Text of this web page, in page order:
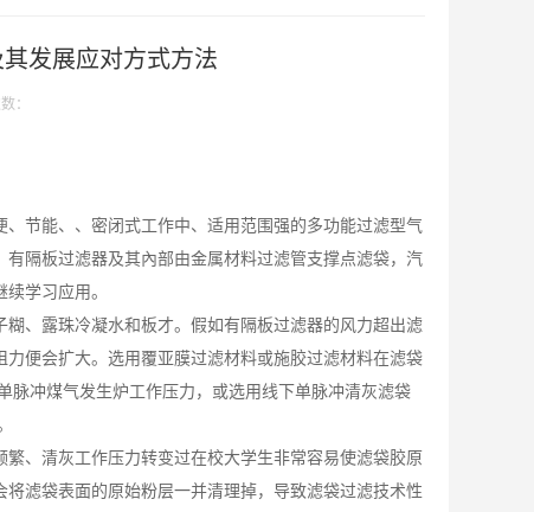
发展应对方式方法
：
节能、、密闭式工作中、适用范围强的多功能过滤型气
隔板过滤器及其內部由金属材料过滤管支撑点滤袋，汽
学习应用。
、露珠冷凝水和板才。假如有隔板过滤器的风力超出滤
便会扩大。选用覆亚膜过滤材料或施胶过滤材料在滤袋
脉冲煤气发生炉工作压力，或选用线下单脉冲清灰滤袋
、清灰工作压力转变过在校大学生非常容易使滤袋胶原
滤袋表面的原始粉层一并清理掉，导致滤袋过滤技术性